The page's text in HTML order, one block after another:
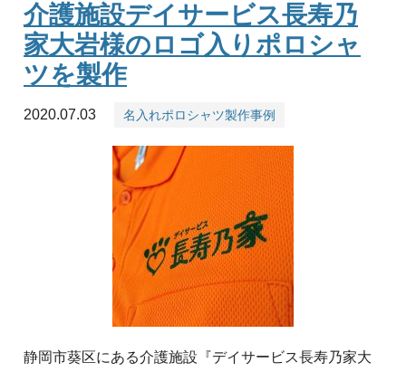
介護施設デイサービス長寿乃
家大岩様のロゴ入りポロシャ
ツを製作
2020.07.03 名入れポロシャツ製作事例
静岡市葵区にある介護施設『デイサービス長寿乃家大